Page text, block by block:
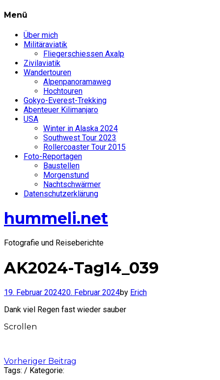
Menü
Über mich
Militäraviatik
Fliegerschiessen Axalp
Zivilaviatik
Wandertouren
Alpenpanoramaweg
Hochtouren
Gokyo-Everest-Trekking
Abenteuer Kilimanjaro
USA
Winter in Alaska 2024
Southwest Tour 2023
Rollercoaster Tour 2015
Foto-Reportagen
Baustellen
Morgenstund
Nachtschwärmer
Datenschutzerklärung
hummeli.net
Fotografie und Reiseberichte
AK2024-Tag14_039
19. Februar 202420. Februar 2024by Erich
Dank viel Regen fast wieder sauber
Scrollen
Post
navigation
Vorheriger Beitrag
Tags: / Kategorie: